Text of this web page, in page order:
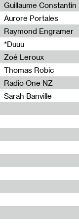
Guillaume Constantin
Aurore Portales
Raymond Engramer
*Duuu
Zoé Leroux
Thomas Robic
Radio One NZ
Sarah Banville